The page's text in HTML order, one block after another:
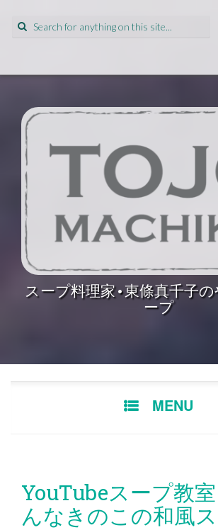
Search
for:
スープ料理家•東條真千子
ープ
MENU
YouTubeスープ教
んなきのこの和風ス